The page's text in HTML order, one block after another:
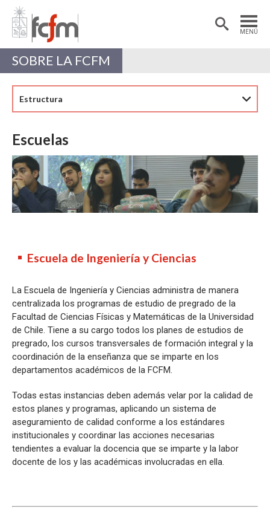
MENÚ
Estudiantes
Académicas/os
SOBRE LA FCFM
Estructura
Escuelas
Escuela de Ingeniería y Ciencias
La Escuela de Ingeniería y Ciencias administra de manera
centralizada los programas de estudio de pregrado de la
Facultad de Ciencias Físicas y Matemáticas de la Universidad
de Chile. Tiene a su cargo todos los planes de estudios de
pregrado, los cursos transversales de formación integral y la
coordinación de la enseñanza que se imparte en los
departamentos académicos de la FCFM.
Todas estas instancias deben además velar por la calidad de
estos planes y programas, aplicando un sistema de
aseguramiento de calidad conforme a los estándares
institucionales y coordinar las acciones necesarias
tendientes a evaluar la docencia que se imparte y la labor
docente de los y las académicas involucradas en ella.